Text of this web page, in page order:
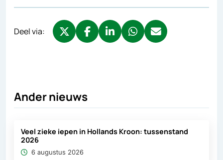
Deel via:
Ander nieuws
Veel zieke iepen in Hollands Kroon: tussenstand
2026
6 augustus 2026